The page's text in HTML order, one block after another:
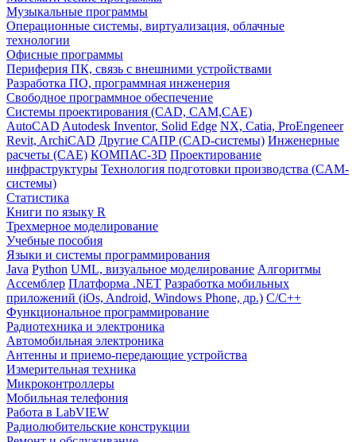
Музыкальные программы
Операционные системы, виртуализация, облачные
технологии
Офисные программы
Периферия ПК, связь с внешними устройствами
Разработка ПО, программная инженерия
Свободное программное обеспечение
Системы проектирования (CAD, CAM,CAE)
AutoCAD Autodesk Inventor, Solid Edge NX, Catia, ProEngeneer
Revit, ArchiCAD Другие САПР (CAD-системы) Инженерные
расчеты (CAE) КОМПАС-3D Проектирование
инфраструктуры Технология подготовки производства (CAM-
системы)
Статистика
Книги по языку R
Трехмерное моделирование
Учебные пособия
Языки и системы программирования
Java Python UML, визуальное моделирование Алгоритмы
Ассемблер Платформа .NET Разработка мобильных
приложений (iOs, Android, Windows Phone, др.) С/С++
Функциональное программирование
Радиотехника и электроника
Автомобильная электроника
Антенны и приемо-передающие устройства
Измерительная техника
Микроконтроллеры
Мобильная телефония
Работа в LabVIEW
Радиолюбительские конструкции